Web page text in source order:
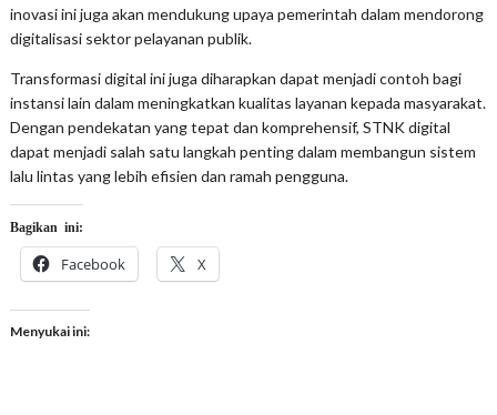
inovasi ini juga akan mendukung upaya pemerintah dalam mendorong
digitalisasi sektor pelayanan publik.
Transformasi digital ini juga diharapkan dapat menjadi contoh bagi
instansi lain dalam meningkatkan kualitas layanan kepada masyarakat.
Dengan pendekatan yang tepat dan komprehensif, STNK digital
dapat menjadi salah satu langkah penting dalam membangun sistem
lalu lintas yang lebih efisien dan ramah pengguna.
Bagikan ini:
Facebook X
Menyukai ini: